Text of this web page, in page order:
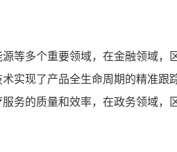
等多个重要领域，在金融领域
实现了产品全生命周期的精准
务的质量和效率，在政务领域